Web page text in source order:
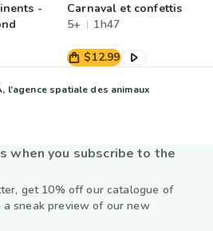
-
Carnaval et confettis
5+
1h47
$12.99
l’agence spatiale des animaux
when you subscribe to the
get 10% off our catalogue of
a sneak preview of our new